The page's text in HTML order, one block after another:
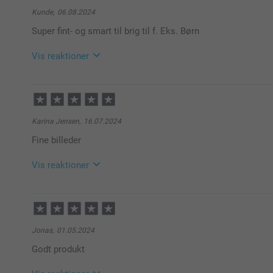
Kunde, 06.08.2024
Super fint- og smart til brig til f. Eks. Børn
Vis reaktioner
10:25
Hej Kunde,
Tusind tak for dine 5 stjerner og din anmeldelse om
Venlig hilsen
Karina Jensen, 16.07.2024
Fine billeder
Vis reaktioner
08:24
Hej Karina
Tusind tak for dine 5 stjerner og din anmeldelse om
Jonas, 01.05.2024
Godt produkt